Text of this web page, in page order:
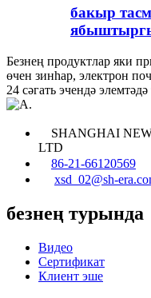
бакыр
Безнең продуктлар яки
өчен зинһар, электрон
24 сәгать эчендә
SHANGHAI
LTD
86-21-66120569
xsd_02@sh-
безнең турында
Видео
Сертификат
Клиент эше